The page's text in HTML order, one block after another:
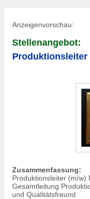
Anzeigenvorschau:
Stellenangebot:
Produktionsleiter
Zusammenfassung:
Produktionsleiter (m/w)
Gesamtleitung
und Qualitätsfreund